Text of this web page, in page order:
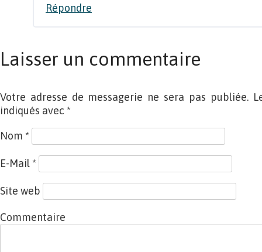
Répondre
Laisser un commentaire
Votre adresse de messagerie ne sera pas publiée.
indiqués avec *
Nom *
E-Mail *
Site web
Commentaire